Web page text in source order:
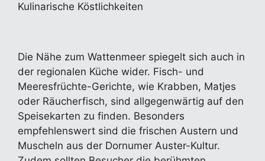
Kulinarische Köstlichkeiten
Die Nähe zum Wattenmeer spiegelt sich auch in
der regionalen Küche wider. Fisch- und
Meeresfrüchte-Gerichte, wie Krabben, Matjes
oder Räucherfisch, sind allgegenwärtig auf den
Speisekarten zu finden. Besonders
empfehlenswert sind die frischen Austern und
Muscheln aus der Dornumer Auster-Kultur.